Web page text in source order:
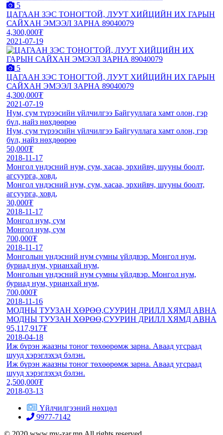
5
ЦАГААН ЗЭС ТОНОГТОЙ, ЛУУТ ХИЙЦИЙН ИХ ГАРЫН
САЙХАН ЭМЭЭЛ ЗАРНА 89040079
4,300,000₮
2021-07-19
5
ЦАГААН ЗЭС ТОНОГТОЙ, ЛУУТ ХИЙЦИЙН ИХ ГАРЫН
САЙХАН ЭМЭЭЛ ЗАРНА 89040079
4,300,000₮
2021-07-19
Нум, сум түрээсийн үйлчилгээ Байгууллага хамт олон, гэр
бүл, найз нөхдөөрөө
Нум, сум түрээсийн үйлчилгээ Байгууллага хамт олон, гэр
бүл, найз нөхдөөрөө
50,000₮
2018-11-17
Монгол үндэсний нум, сум, хасаа, эрхийвч, шууны боолт,
агсуурга, ховд,
Монгол үндэсний нум, сум, хасаа, эрхийвч, шууны боолт,
агсуурга, ховд,
30,000₮
2018-11-17
Монгол нум, сум
Монгол нум, сум
700,000₮
2018-11-17
Монголын үндэсний нум сумны үйлдвэр. Монгол нум,
буриад нум, урианхай нум,
Монголын үндэсний нум сумны үйлдвэр. Монгол нум,
буриад нум, урианхай нум,
700,000₮
2018-11-16
МОДНЫ ТУУЗАН ХӨРӨӨ,СУУРИН ДРИЛЛ ХЯМД АВНА
МОДНЫ ТУУЗАН ХӨРӨӨ,СУУРИН ДРИЛЛ ХЯМД АВНА
95,117,917₮
2018-04-18
Иж бүрэн жаазны тоног төхөөрөмж зарна. Аваад угсраад
шууд хэрэглэхэд бэлэн.
Иж бүрэн жаазны тоног төхөөрөмж зарна. Аваад угсраад
шууд хэрэглэхэд бэлэн.
2,500,000₮
2018-03-13
Үйлчилгээний нөхцөл
9977-7142